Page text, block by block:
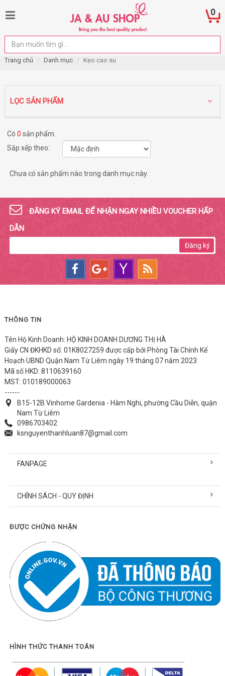
0
Trang chủ Danh mục Kẹo cao su
LỌC SẢN PHẨM
Có 0 sản phẩm.
Sắp xếp theo:
Chưa có sản phẩm nào trong danh mục này.
ĐĂNG KÝ EMAIL ĐỂ NHẬN NGAY NHIỀU VOUCHER HẤP
DẪN
Đăng ký
THÔNG TIN
Tên Hộ Kinh Doanh: HỘ KINH DOANH DƯƠNG THỊ HÀ
Giấy CN ĐKHKD số: 01K8027259 được cấp bởi Phòng Tài Chính Kế
Hoạch UBND Quận Nam Từ Liêm ngày 19 tháng 07 năm 2023
Mã số HKD: 8110639160
MST: 010189000063
------
B15-12B Vinhome Gardenia - Hàm Nghi, phường Cầu Diễn, quận
Nam Từ Liêm
0986703402
ksnguyenthanhluan87@gmail.com
FANPAGE
CHÍNH SÁCH - QUY ĐỊNH
ĐƯỢC CHỨNG NHẬN
HÌNH THỨC THANH TOÁN